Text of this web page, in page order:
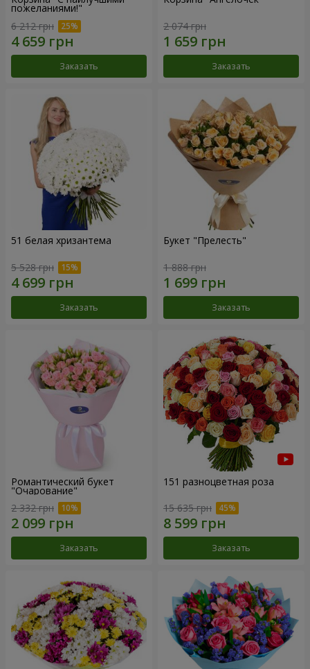
пожеланиями!"
6 212 грн
Заказать
2 074 грн
Заказать
51 белая хризантема
5 528 грн
Заказать
Букет "Прелесть"
1 888 грн
Заказать
Романтический букет
"Очарование"
2 332 грн
Заказать
151 разноцветная роза
15 635 грн
Заказать